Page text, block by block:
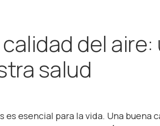
del
salud
es esencial para la vida. Una